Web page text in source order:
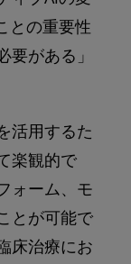
との重要性
要がある」
活用するた
楽観的で
ォーム、モ
とが可能で
床治療にお